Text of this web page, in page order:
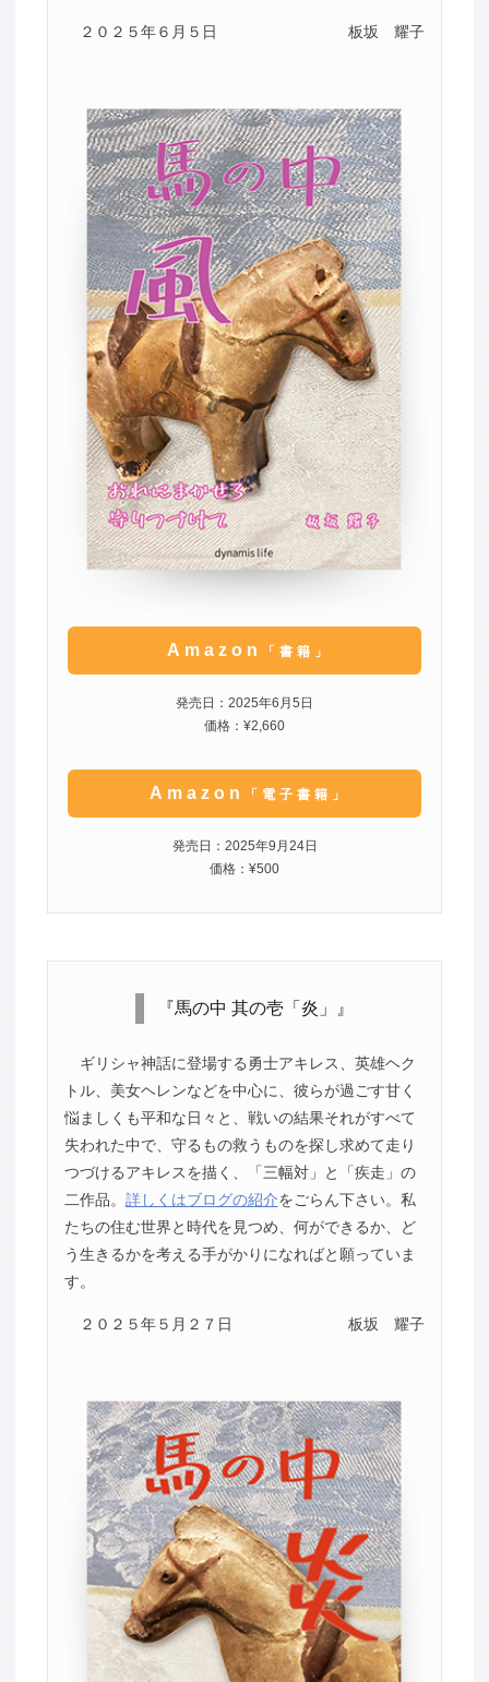
２０２５年６月５日 板坂 耀子
Amazon 「書籍」
発売日：2025年6月5日
価格：¥2,660
Amazon 「電子書籍」
発売日：2025年9月24日
価格：¥500
『馬の中 其の壱「炎」』
ギリシャ神話に登場する勇士アキレス、英雄ヘク
トル、美女ヘレンなどを中心に、彼らが過ごす甘く
悩ましくも平和な日々と、戦いの結果それがすべて
失われた中で、守るもの救うものを探し求めて走り
つづけるアキレスを描く、「三幅対」と「疾走」の
二作品。 詳しくはブログの紹介をごらん下さい。私
たちの住む世界と時代を見つめ、何ができるか、ど
う生きるかを考える手がかりになればと願っていま
す。
２０２５年５月２７日 板坂 耀子